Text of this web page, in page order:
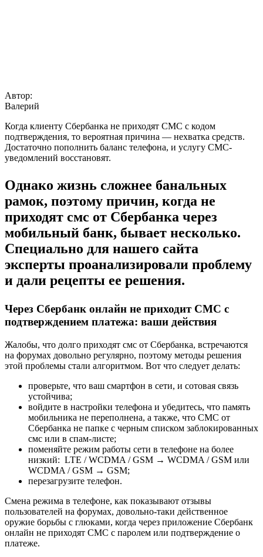
Автор:
Валерий
Когда клиенту Сбербанка не приходят СМС с кодом
подтверждения, то вероятная причина — нехватка средств.
Достаточно пополнить баланс телефона, и услугу СМС-
уведомлений восстановят.
Однако жизнь сложнее банальных
рамок, поэтому причин, когда не
приходят смс от Сбербанка через
мобильный банк, бывает несколько.
Специально для нашего сайта
эксперты проанализировали проблему
и дали рецепты ее решения.
Через Сбербанк онлайн не приходит СМС с
подтверждением платежа: ваши действия
Жалобы, что долго приходят смс от Сбербанка, встречаются
на форумах довольно регулярно, поэтому методы решения
этой проблемы стали алгоритмом. Вот что следует делать:
проверьте, что ваш смартфон в сети, и сотовая связь
устойчива;
войдите в настройки телефона и убедитесь, что память
мобильника не переполнена, а также, что СМС от
Сбербанка не папке с черным списком заблокированных
смс или в спам-листе;
поменяйте режим работы сети в телефоне на более
низкий: LTE / WCDMA / GSM → WCDMA / GSM или ​
WCDMA / GSM → GSM;
перезагрузите телефон.
Смена режима в телефоне, как показывают отзывы
пользователей на форумах, довольно-таки действенное
оружие борьбы с глюками, когда через приложение Сбербанк
онлайн не приходят СМС с паролем или подтверждение о
платеже.